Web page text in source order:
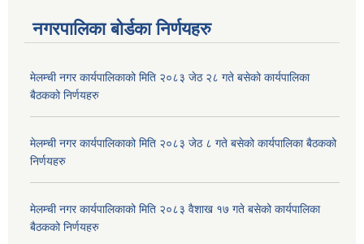
नगरपालिका बोर्डका निर्णयहरु
मेलम्ची नगर कार्यपालिकाको मिति २०८३ जेठ २८ गते बसेको कार्यपालिका
बैठकको निर्णयहरु
मेलम्ची नगर कार्यपालिकाको मिति २०८३ जेठ ८ गते बसेको कार्यपालिका बैठकको
निर्णयहरु
मेलम्ची नगर कार्यपालिकाको मिति २०८३ वैशाख १७ गते बसेको कार्यपालिका
बैठकको निर्णयहरु